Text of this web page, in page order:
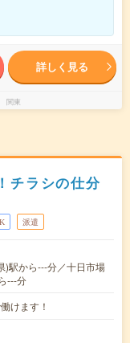
詳しく見る
関東
ラシの仕分
派遣
)駅から---分／十日市場
---分
けます！